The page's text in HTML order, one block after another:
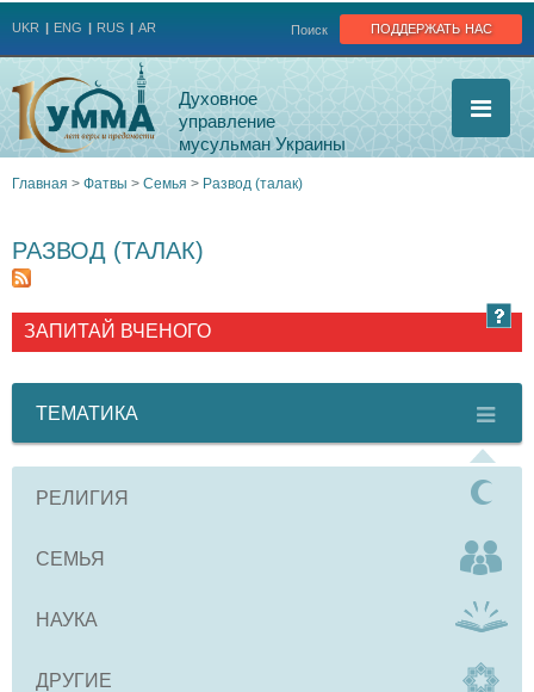
поддержать нас
Поиск
UKR ENG RUS AR
Духовное
управление
мусульман Украины
здесь
Главная > Фатвы > Семья > Развод (талак)
РАЗВОД (ТАЛАК)
ЗАПИТАЙ ВЧЕНОГО
ТЕМАТИКА
РЕЛИГИЯ
СЕМЬЯ
НАУКА
ДРУГИЕ